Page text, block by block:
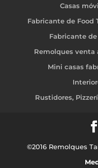
Casas
Fabricante de Food
Fabricante
Remolques venta
Mini casas
Rustidores,
©2016 Remolques